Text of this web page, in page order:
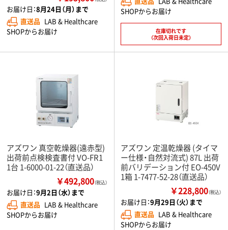
お届け日：8月24日（月）まで
直送品 LAB & Healthcare
SHOPからお届け
SHOPからお届け
在庫切れです
（次回入荷日未定）
アズワン 真空乾燥器(遠赤型)
出荷前点検検査書付 VO-FR1
1台 1-6000-01-22（直送品）
￥492,800（税込）
お届け日：9月2日（水）まで
直送品 LAB & Healthcare
SHOPからお届け
アズワン 定温乾燥器 (タイマ
ー仕様・自然対流式) 87L 出荷
前バリデーション付 EO-450V
1箱 1-7477-52-28（直送品）
￥228,800（税込）
お届け日：9月29日（火）まで
直送品 LAB & Healthcare
SHOPからお届け